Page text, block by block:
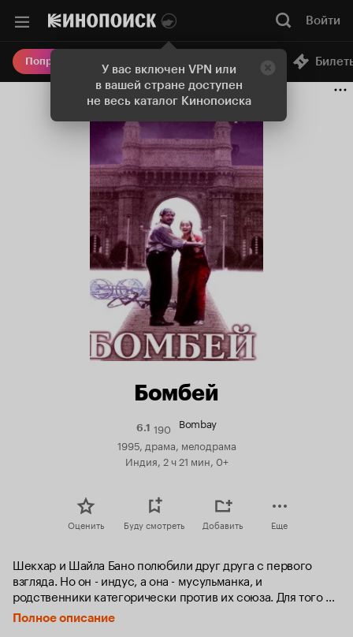
У вас включен VPN или
в вашей стране доступен
не весь каталог Кинопоиска
Войти
Попробовать Плюс Онлайн-кинотеатр
Бомбей
6.1Рейтинг
6.1
190 Bombay
1995, драма, мелодрама
Индия, 2 ч 21 мин, 0+
Оценить Буду смотреть Добавить Еще
Шекхар и Шайла Бано полюбили друг друга с первого
взгляда. Но он - индус, а она - мусульманка, и
родственники категорически против их союза. Для того
чтобы пожениться, им приходится покинуть родную
деревню и уехать в Бомбей.
Полное описание